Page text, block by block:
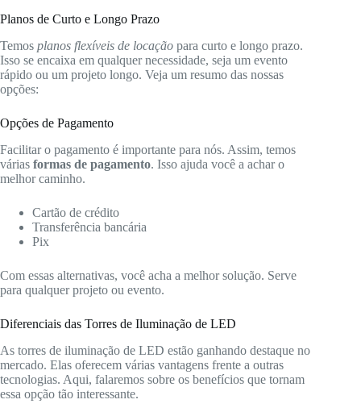
Planos de Curto e Longo Prazo
Temos planos flexíveis de locação para curto e longo prazo.
Isso se encaixa em qualquer necessidade, seja um evento
rápido ou um projeto longo. Veja um resumo das nossas
opções:
Opções de Pagamento
Facilitar o pagamento é importante para nós. Assim, temos
várias formas de pagamento. Isso ajuda você a achar o
melhor caminho.
Cartão de crédito
Transferência bancária
Pix
Com essas alternativas, você acha a melhor solução. Serve
para qualquer projeto ou evento.
Diferenciais das Torres de Iluminação de LED
As torres de iluminação de LED estão ganhando destaque no
mercado. Elas oferecem várias vantagens frente a outras
tecnologias. Aqui, falaremos sobre os benefícios que tornam
essa opção tão interessante.